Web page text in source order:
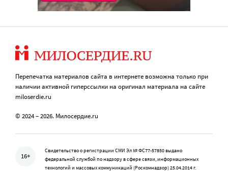
Перепечатка материалов сайта в интернете возможна только при
наличии активной гиперссылки на оригинал материала на сайте
miloserdie.ru
© 2024 – 2026. Милосердие.ru
16+
Свидетельство о регистрации СМИ Эл № ФС77-57850 выдано
федеральной службой по надзору в сфере связи, информационных
технологий и массовых коммуникаций (Роскомнадзор) 25.04.2014 г.